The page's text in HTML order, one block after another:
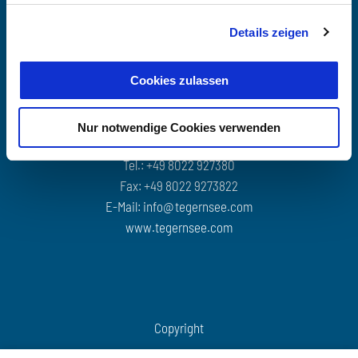
Details zeigen
Cookies zulassen
Nur notwendige Cookies verwenden
Tegernseer Tal Tourismus GmbH
Hauptstraße 2
83684 Tegernsee
Tel.: +49 8022 927380
Fax: +49 8022 9273822
E-Mail: info@tegernsee.com
www.tegernsee.com
Copyright